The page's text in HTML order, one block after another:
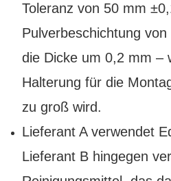
Toleranz von 50 mm
Pulverbeschichtung
die Dicke um 0,2 mm –
Halterung für die
zu groß wird.
Lieferant A verwendet
Lieferant B hingegen